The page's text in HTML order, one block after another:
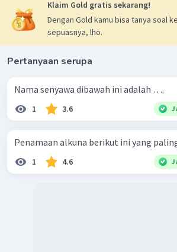
Klaim Gold gratis sekarang!
Dengan Gold kamu bisa tanya soal
sepuasnya, lho.
Pertanyaan serupa
Nama senyawa dibawah ini adalah ….
1 3.6
Penamaan alkuna berikut ini yang
1 4.6